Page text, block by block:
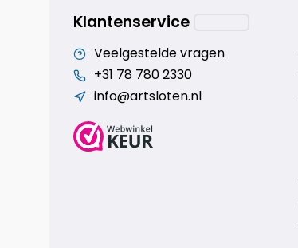
Klantenservice
Veelgestelde vragen
+31 78 780 2330
info@artsloten.nl